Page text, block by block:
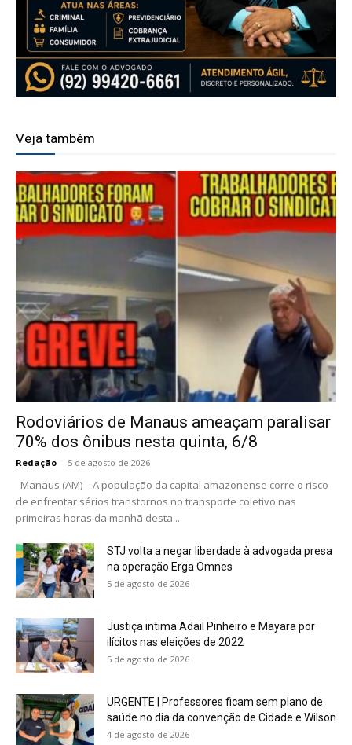
Veja também
Rodoviários de Manaus ameaçam paralisar
70% dos ônibus nesta quinta, 6/8
Redação - 5 de agosto de 2026
Manaus (AM) – A população da capital amazonense corre o risco
de enfrentar sérios transtornos no transporte coletivo nas
primeiras horas da manhã desta...
STJ volta a negar liberdade à advogada presa
na operação Erga Omnes
5 de agosto de 2026
Justiça intima Adail Pinheiro e Mayara por
ilícitos nas eleições de 2022
5 de agosto de 2026
URGENTE | Professores ficam sem plano de
saúde no dia da convenção de Cidade e Wilson
4 de agosto de 2026